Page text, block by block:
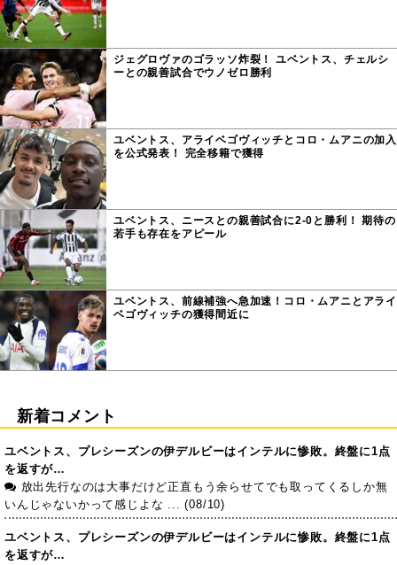
ジェグロヴァのゴラッソ炸裂！ ユベントス、チェルシ
ーとの親善試合でウノゼロ勝利
ユベントス、アライベゴヴィッチとコロ・ムアニの加入
を公式発表！ 完全移籍で獲得
ユベントス、ニースとの親善試合に2-0と勝利！ 期待の
若手も存在をアピール
ユベントス、前線補強へ急加速！コロ・ムアニとアライ
ベゴヴィッチの獲得間近に
新着コメント
ユベントス、プレシーズンの伊デルビーはインテルに惨敗。終盤に1点
を返すが…
放出先行なのは大事だけど正直もう余らせてでも取ってくるしか無
いんじゃないかって感じよな ... (08/10)
ユベントス、プレシーズンの伊デルビーはインテルに惨敗。終盤に1点
を返すが…